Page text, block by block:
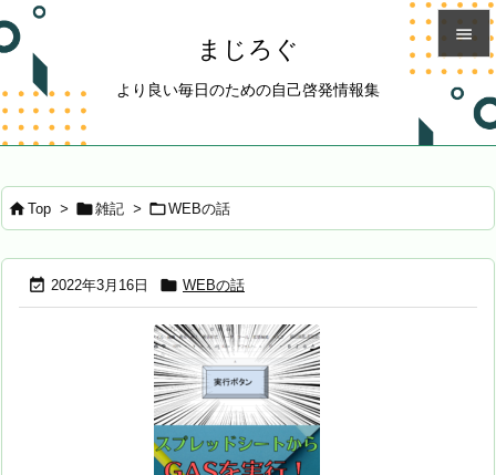
まじろぐ
より良い毎日のための自己啓発情報集


メニュ


Top > 雑記 > WEBの話
 2022年3月16日  WEBの話